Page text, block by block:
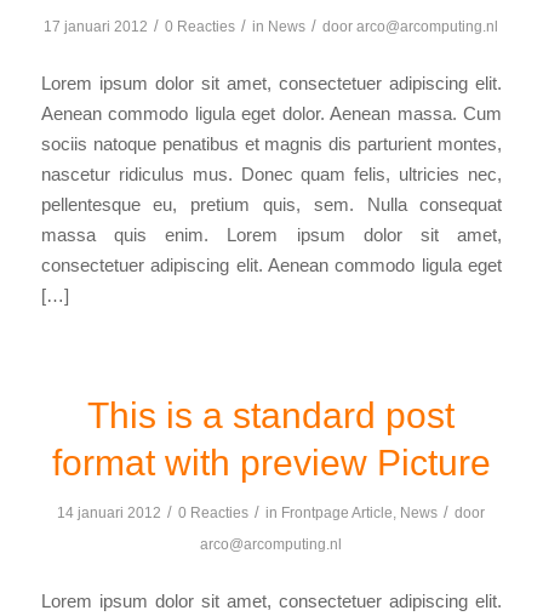
17 januari 2012 / 0 Reacties / in News / doorarco@arcomputing.nl
Lorem ipsum dolor sit amet, consectetuer adipiscing elit.
Aenean commodo ligula eget dolor. Aenean massa. Cum
sociis natoque penatibus et magnis dis parturient montes,
nascetur ridiculus mus. Donec quam felis, ultricies nec,
pellentesque eu, pretium quis, sem. Nulla consequat
massa quis enim. Lorem ipsum dolor sit amet,
consectetuer adipiscing elit. Aenean commodo ligula eget
[…]
This is a standard post
format with preview Picture
14 januari 2012 / 0 Reacties / in Frontpage Article, News / door
arco@arcomputing.nl
Lorem ipsum dolor sit amet, consectetuer adipiscing elit.